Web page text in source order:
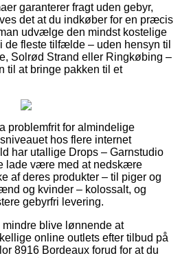
garanterer fragt uden gebyr,
det at du indkøber for en præcis
udvælge den mindst kostelige
de fleste tilfælde – uden hensyn til
Solrød Strand eller Ringkøbing –
til at bringe pakken til et
problemfrit for almindelige
hos flere internet
har utallige Drops – Garnstudio
lade være med at nedskære
af deres produkter – til piger og
og kvinder – kolossalt, og
gebyrfri levering.
mindre blive lønnende at
online outlets efter tilbud på
8916 Bordeaux forud for at du